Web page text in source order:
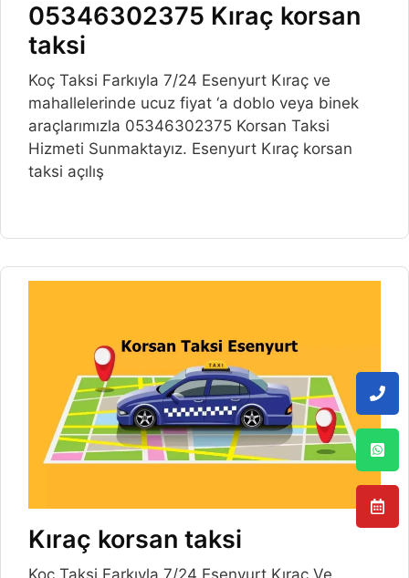
05346302375 Kıraç korsan
taksi
Koç Taksi Farkıyla 7/24 Esenyurt Kıraç ve
mahallelerinde ucuz fiyat ‘a doblo veya binek
araçlarımızla 05346302375 Korsan Taksi
Hizmeti Sunmaktayız. Esenyurt Kıraç korsan
taksi açılış
Kıraç korsan taksi
Koç Taksi Farkıyla 7/24 Esenyurt Kıraç Ve